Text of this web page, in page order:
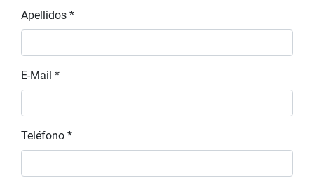
Apellidos *
E-Mail *
Teléfono *